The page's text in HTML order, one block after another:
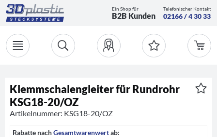
Ein Shop für
B2B Kunden
Telefonischer Kontakt
02166 / 4 30 33
Klemmschalengleiter für Rundrohr
KSG18-20/OZ
Artikelnummer: KSG18-20/OZ
Rabatte nachGesamtwarenwertab: